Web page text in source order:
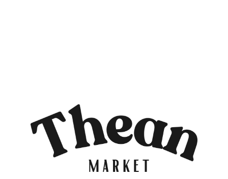
khách hàng đang mua các công thức an toàn, hiệu quả
và nhất quán. Các quy trình hoạt động tiêu chuẩn
nghiêm ngặt (SOP) được thực hiện và xem xét với các
đại diện của FDA. Các cơ sở được cấp phép hợp lệ và
thường xuyên được kiểm tra bởi FDA và các cơ quan